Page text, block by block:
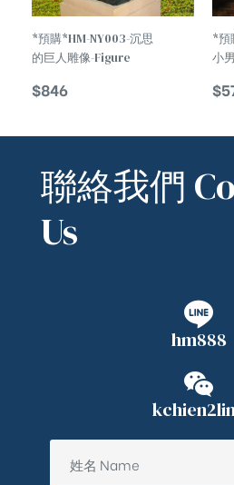
*預購*HM-NY003-沉思
的巨人雕像-Figure
Contemplative Man
$846
*預
小
$
聯絡我們
Us
hm888